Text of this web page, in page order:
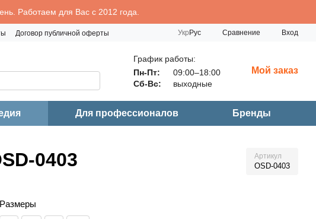
Работаем для Вас с 2012 года.
Договор публичной оферты
Укр Рус Сравнение Вход
График работы:
Пн-Пт:
09:00–18:00
Сб-Вс:
выходные
Мой заказ
Для профессионалов Бренды
0403 Артикул
OSD-0403
Размеры